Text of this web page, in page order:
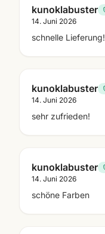
kunoklabuster
14. Juni 2026
schnelle Lieferung!
kunoklabuster
14. Juni 2026
sehr zufrieden!
kunoklabuster
14. Juni 2026
schöne Farben